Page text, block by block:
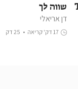
שווה לך
דן אריאלי
•
25 דק'